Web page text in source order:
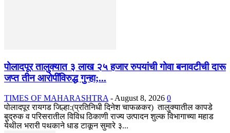
पोलादपूर तालुक्यात ३ लाख २५ हजार रुपयांची गोवा बनावटीची दारू
जप्त तीन आरोपींविरुद्ध गुन्हा;...
TIMES OF MAHARASHTRA - August 8, 2026 0
पोलादपूर रायगड जिल्हा:(प्रतिनिधी दिनेश चाफळकर) तालुक्यातील कापडे
बुद्रुक व परिसरातील विविध ठिकाणी राज्य उत्पादन शुल्क विभागाच्या महाड
येथील भरारी पथकाने धाड टाकून सुमारे ३...